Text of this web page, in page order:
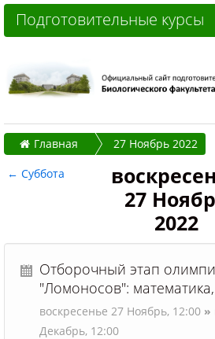
Подготовительные курсы
Дистанционные курсы
Стоимость
Как записаться и оплатить
Часто задаваемые вопросы
Вы не вошли в систему (Вход)
Главная
27 Ноябрь 2022
← Суббота
27
2022
Отборочный этап
"Ломоносов":
воскресенье 27 Ноябрь, 12:00 »
Декабрь, 12:00